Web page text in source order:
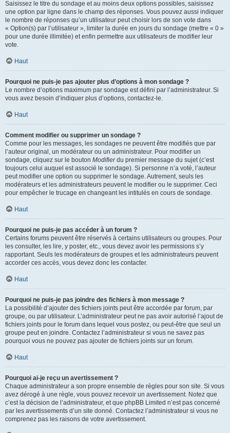
Saisissez le titre du sondage et au moins deux options possibles, saisissez
une option par ligne dans le champ des réponses. Vous pouvez aussi indiquer
le nombre de réponses qu’un utilisateur peut choisir lors de son vote dans
« Option(s) par l’utilisateur », limiter la durée en jours du sondage (mettre « 0 »
pour une durée illimitée) et enfin permettre aux utilisateurs de modifier leur
vote.
Haut
Pourquoi ne puis-je pas ajouter plus d’options à mon sondage ?
Le nombre d’options maximum par sondage est défini par l’administrateur. Si
vous avez besoin d’indiquer plus d’options, contactez-le.
Haut
Comment modifier ou supprimer un sondage ?
Comme pour les messages, les sondages ne peuvent être modifiés que par
l’auteur original, un modérateur ou un administrateur. Pour modifier un
sondage, cliquez sur le bouton Modifierdu premier message du sujet (c’est
toujours celui auquel est associé le sondage). Si personne n’a voté, l’auteur
peut modifier une option ou supprimer le sondage. Autrement, seuls les
modérateurs et les administrateurs peuvent le modifier ou le supprimer. Ceci
pour empêcher le trucage en changeant les intitulés en cours de sondage.
Haut
Pourquoi ne puis-je pas accéder à un forum ?
Certains forums peuvent être réservés à certains utilisateurs ou groupes. Pour
les consulter, les lire, y poster, etc., vous devez avoir les permissions s’y
rapportant. Seuls les modérateurs de groupes et les administrateurs peuvent
accorder ces accès, vous devez donc les contacter.
Haut
Pourquoi ne puis-je pas joindre des fichiers à mon message ?
La possibilité d’ajouter des fichiers joints peut être accordée par forum, par
groupe, ou par utilisateur. L’administrateur peut ne pas avoir autorisé l’ajout de
fichiers joints pour le forum dans lequel vous postez, ou peut-être que seul un
groupe peut en joindre. Contactez l’administrateur si vous ne savez pas
pourquoi vous ne pouvez pas ajouter de fichiers joints sur un forum.
Haut
Pourquoi ai-je reçu un avertissement ?
Chaque administrateur a son propre ensemble de règles pour son site. Si vous
avez dérogé à une règle, vous pouvez recevoir un avertissement. Notez que
c’est la décision de l’administrateur, et que phpBB Limited n’est pas concerné
par les avertissements d’un site donné. Contactez l’administrateur si vous ne
comprenez pas les raisons de votre avertissement.